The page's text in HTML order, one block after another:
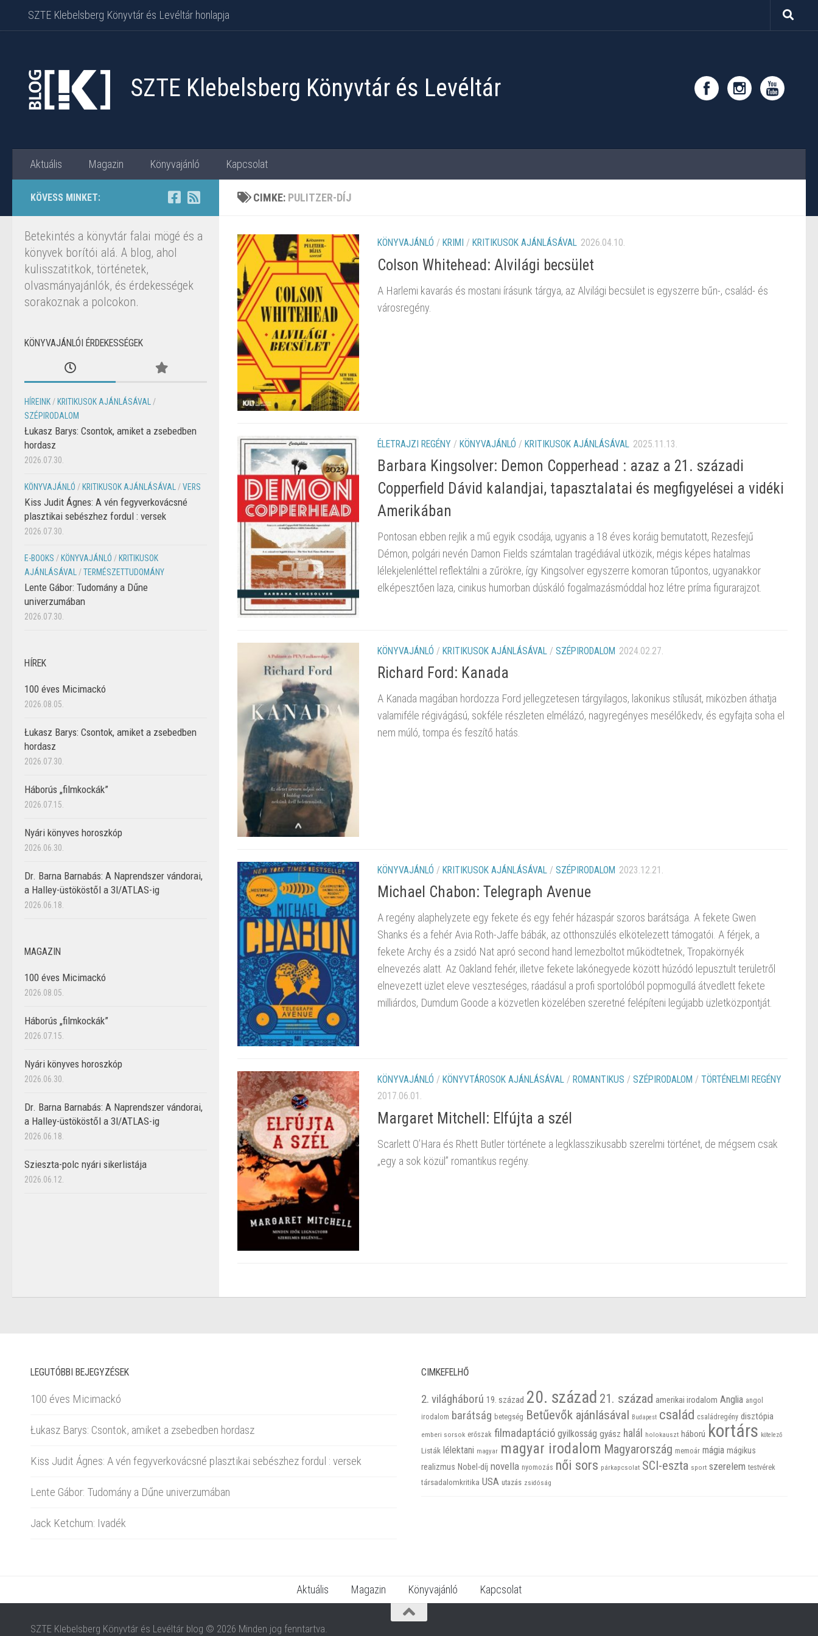
Skip to content
SZTE Klebelsberg Könyvtár és Levéltár honlapja
SZTE Klebelsberg Könyvtár és Levéltár
Aktuális Magazin Könyvajánló Kapcsolat
CIMKE: PULITZER-DÍJ
KÖNYVAJÁNLÓ / KRIMI / KRITIKUSOK AJÁNLÁSÁVAL 2026.04.10.
Colson Whitehead: Alvilági becsület
A Harlemi kavarás és mostani írásunk tárgya, az Alvilági becsület is egyszerre bűn-, család- és
városregény.
ÉLETRAJZI REGÉNY / KÖNYVAJÁNLÓ / KRITIKUSOK AJÁNLÁSÁVAL 2025.11.13.
Barbara Kingsolver: Demon Copperhead : azaz a 21. századi
Copperfield Dávid kalandjai, tapasztalatai és megfigyelései a vidéki
Amerikában
Pontosan ebben rejlik a mű egyik csodája, ugyanis a 18 éves koráig bemutatott, Rezesfejű
Démon, polgári nevén Damon Fields számtalan tragédiával ütközik, mégis képes hatalmas
lélekjelenléttel reflektálni a zűrökre, így Kingsolver egyszerre komoran tűpontos, ugyanakkor
elképesztően laza, cinikus humorban dúskáló fogalmazásmóddal hoz létre príma figurarajzot.
KÖNYVAJÁNLÓ / KRITIKUSOK AJÁNLÁSÁVAL / SZÉPIRODALOM 2024.02.27.
Richard Ford: Kanada
A Kanada magában hordozza Ford jellegzetesen tárgyilagos, lakonikus stílusát, miközben áthatja
valamiféle régivágású, sokféle részleten elmélázó, nagyregényes mesélőkedv, és egyfajta soha el
nem múló, tompa és feszítő hatás.
KÖNYVAJÁNLÓ / KRITIKUSOK AJÁNLÁSÁVAL / SZÉPIRODALOM 2023.12.21.
Michael Chabon: Telegraph Avenue
A regény alaphelyzete egy fekete és egy fehér házaspár szoros barátsága. A fekete Gwen
Shanks és a fehér Avia Roth-Jaffe bábák, az otthonszülés elkötelezett támogatói. A férjek, a
fekete Archy és a zsidó Nat apró second hand lemezboltot működtetnek, Tropakörnyék
elnevezés alatt. Az Oakland fehér, illetve fekete lakónegyede között húzódó lepusztult területről
elnevezett üzlet eleve veszteséges, ráadásul a profi sportolóból popmogullá átvedlett fekete
milliárdos, Dumdum Goode a közvetlen közelében szeretné felépíteni legújabb üzletközpontját.
KÖNYVAJÁNLÓ / KÖNYVTÁROSOK AJÁNLÁSÁVAL / ROMANTIKUS / SZÉPIRODALOM / TÖRTÉNELMI REGÉNY
2017.06.01.
Margaret Mitchell: Elfújta a szél
Scarlett O’Hara és Rhett Butler története a legklasszikusabb szerelmi történet, de mégsem csak
„egy a sok közül” romantikus regény.
KÖVESS MINKET:
Betekintés a könyvtár falai mögé és a
könyvek borítói alá. A blog, ahol
kulisszatitkok, történetek,
olvasmányajánlók, és érdekességek
sorakoznak a polcokon.
KÖNYVAJÁNLÓI ÉRDEKESSÉGEK
HÍREINK / KRITIKUSOK AJÁNLÁSÁVAL
/
SZÉPIRODALOM
Łukasz Barys: Csontok, amiket a zsebedben
hordasz
2026.07.30.
KÖNYVAJÁNLÓ / KRITIKUSOK AJÁNLÁSÁVAL /VERS
Kiss Judit Ágnes: A vén fegyverkovácsné
plasztikai sebészhez fordul : versek
2026.07.30.
E-BOOKS / KÖNYVAJÁNLÓ / KRITIKUSOK
AJÁNLÁSÁVAL
/TERMÉSZETTUDOMÁNY
Lente Gábor: Tudomány a Dűne
univerzumában
2026.07.30.
HÍREK
100 éves Micimackó
2026.08.05.
Łukasz Barys: Csontok, amiket a zsebedben
hordasz
2026.07.30.
Háborús „filmkockák”
2026.07.15.
Nyári könyves horoszkóp
2026.06.30.
Dr. Barna Barnabás: A Naprendszer vándorai,
a Halley-üstököstől a 3I/ATLAS-ig
2026.06.18.
MAGAZIN
100 éves Micimackó
2026.08.05.
Háborús „filmkockák”
2026.07.15.
Nyári könyves horoszkóp
2026.06.30.
Dr. Barna Barnabás: A Naprendszer vándorai,
a Halley-üstököstől a 3I/ATLAS-ig
2026.06.18.
Szieszta-polc nyári sikerlistája
2026.06.12.
LEGUTÓBBI BEJEGYZÉSEK
100 éves Micimackó
Łukasz Barys: Csontok, amiket a zsebedben hordasz
Kiss Judit Ágnes: A vén fegyverkovácsné plasztikai sebészhez fordul : versek
Lente Gábor: Tudomány a Dűne univerzumában
Jack Ketchum: Ivadék
CIMKEFELHŐ
2. világháború 19. század 20. század 21. század amerikai irodalom Anglia angol
irodalom barátság betegség Betűevők ajánlásával Budapest család családregény disztópia
emberi sorsok erőszak filmadaptáció gyilkosság gyász halál holokauszt háború kortárs kötelező
Listák lélektani magyar magyar irodalom Magyarország memoár mágia mágikus
realizmus Nobel-díj novella nyomozás női sors párkapcsolat SCI-eszta sport szerelem testvérek
társadalomkritika USA utazás zsidóság
Aktuális Magazin Könyvajánló Kapcsolat
SZTE Klebelsberg Könyvtár és Levéltár blog © 2026 Minden jog fenntartva.